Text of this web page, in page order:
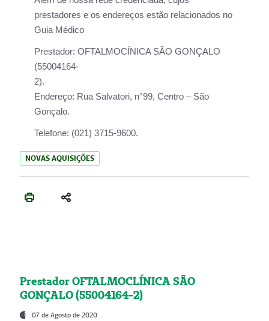
prestadores e os endereços estão relacionados no
Guia Médico
Prestador: OFTALMOCÍNICA SÃO GONÇALO
(55004164-
2).
Endereço: Rua Salvatori, n°99, Centro – São
Gonçalo.
Telefone: (021) 3715-9600.
NOVAS AQUISIÇÕES
Prestador OFTALMOCLÍNICA SÃO
GONÇALO (55004164-2)
07 de Agosto de 2020